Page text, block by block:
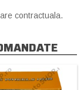
contractuala.